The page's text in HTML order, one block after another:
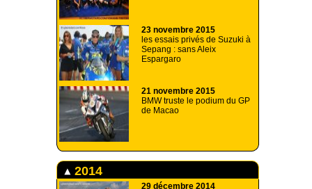
23 novembre 2015
les essais privés de Suzuki à
Sepang : sans Aleix
Espargaro
21 novembre 2015
BMW truste le podium du GP
de Macao
2014
29 décembre 2014